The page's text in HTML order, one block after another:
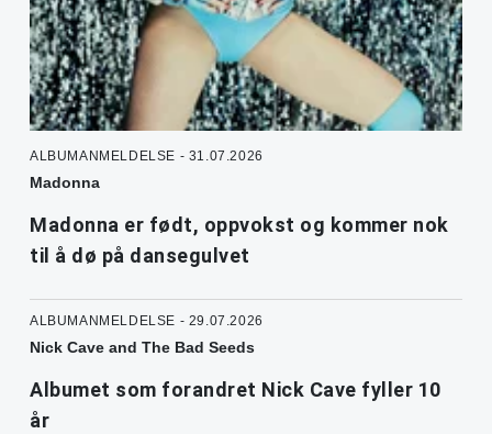
ALBUMANMELDELSE - 31.07.2026
Madonna
Madonna er født, oppvokst og kommer nok
til å dø på dansegulvet
ALBUMANMELDELSE - 29.07.2026
Nick Cave and The Bad Seeds
Albumet som forandret Nick Cave fyller 10
år